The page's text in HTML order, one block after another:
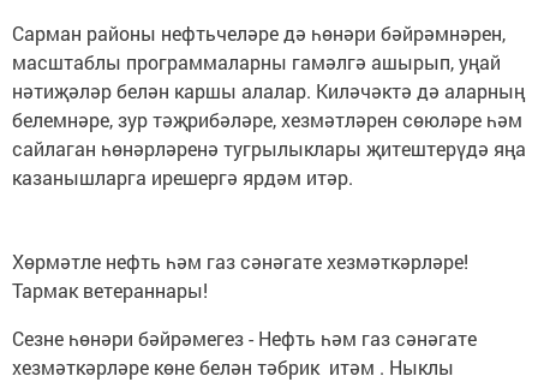
Сарман районы нефтьчеләре дә һөнәри бәйрәмнәрен,
масштаблы программаларны гамәлгә ашырып, уңай
нәтиҗәләр белән каршы алалар. Киләчәктә дә аларның
белемнәре, зур тәҗрибәләре, хезмәтләрен сөюләре һәм
сайлаган һөнәрләренә тугрылыклары җитештерүдә яңа
казанышларга ирешергә ярдәм итәр.
Хөрмәтле нефть һәм газ сәнәгате хезмәткәрләре!
Тармак ветераннары!
Сезне һөнәри бәйрәмегез - Нефть һәм газ сәнәгате
хезмәткәрләре көне белән тәбрик итәм . Ныклы